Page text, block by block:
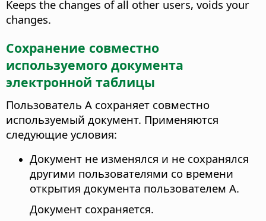
Keeps the changes of all other users, voids your
changes.
Сохранение совместно
используемого документа
электронной таблицы
Пользователь А сохраняет совместно
используемый документ. Применяются
следующие условия:
Документ не изменялся и не сохранялся
другими пользователями со времени
открытия документа пользователем А.
Документ сохраняется.